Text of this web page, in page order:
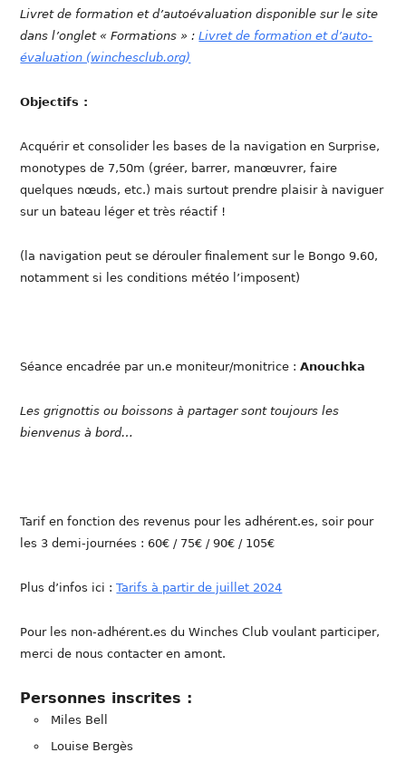
Livret de formation et d’autoévaluation disponible sur le site
dans l’onglet « Formations » :Livret de formation et d’auto-
évaluation (winchesclub.org)
Objectifs :
Acquérir et consolider les bases de la navigation en Surprise,
monotypes de 7,50m (gréer, barrer, manœuvrer, faire
quelques nœuds, etc.) mais surtout prendre plaisir à naviguer
sur un bateau léger et très réactif !
(la navigation peut se dérouler finalement sur le Bongo 9.60,
notamment si les conditions météo l’imposent)
Séance encadrée par un.e moniteur/monitrice :Anouchka
Les grignottis ou boissons à partager sont toujours les
bienvenus à bord…
Tarif en fonction des revenus pour les adhérent.es, soir pour
les 3 demi-journées : 60€ / 75€ / 90€ / 105€
Plus d’infos ici :Tarifs à partir de juillet 2024
Pour les non-adhérent.es du Winches Club voulant participer,
merci de nous contacter en amont.
Personnes inscrites :
Miles Bell
Louise Bergès